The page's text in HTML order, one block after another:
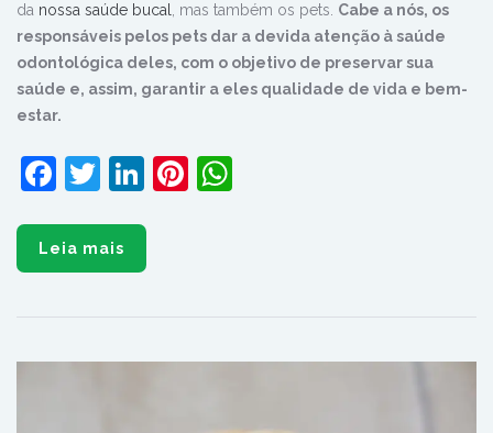
da nossa saúde bucal, mas também os pets. Cabe a nós, os
responsáveis pelos pets dar a devida atenção à saúde
odontológica deles, com o objetivo de preservar sua
saúde e, assim, garantir a eles qualidade de vida e bem-
estar.
Facebook
Twitter
LinkedIn
Pinterest
Leia mais